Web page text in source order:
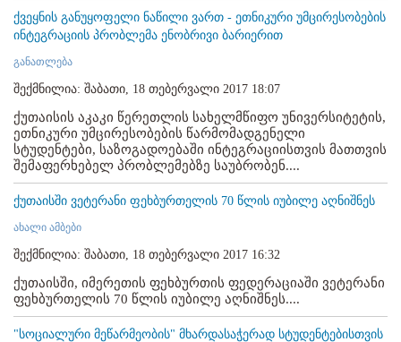
ქვეყნის განუყოფელი ნაწილი ვართ - ეთნიკური უმცირესობების
ინტეგრაციის პრობლემა ენობრივი ბარიერით
განათლება
შექმნილია: შაბათი, 18 თებერვალი 2017 18:07
ქუთაისის აკაკი წერეთლის სახელმწიფო უნივერსიტეტის,
ეთნიკური უმცირესობების წარმომადგენელი
სტუდენტები, საზოგადოებაში ინტეგრაციისთვის მათთვის
შემაფერხებელ პრობლემებზე საუბრობენ....
ქუთაისში ვეტერანი ფეხბურთელის 70 წლის იუბილე აღნიშნეს
ახალი ამბები
შექმნილია: შაბათი, 18 თებერვალი 2017 16:32
ქუთაისში, იმერეთის ფეხბურთის ფედერაციაში ვეტერანი
ფეხბურთელის 70 წლის იუბილე აღნიშნეს....
"სოციალური მეწარმეობის" მხარდასაჭერად სტუდენტებისთვის